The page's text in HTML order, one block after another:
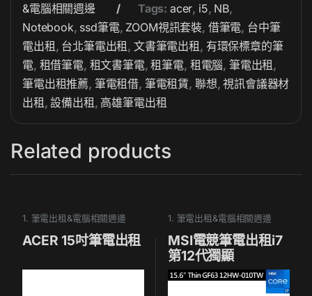
&電腦相關週邊
Tags: acer, i5, NB,
Notebook, ssd筆電, ZOOM視訊套裝, 借筆電, 台中筆
電出租 , 台北筆電出租 , 文書筆電出租 , 有環保標章的筆
電, 租借筆電, 租文書筆電,租筆電, 租電腦, 筆電出租 ,
筆電出租推薦, 筆電租借, 筆電租賃, 聯想,視訊會議器材
出租 ,設備出租 , 高雄筆電出租
Related products
1. 筆電出租&電腦相關週邊
ACER 15吋筆電出租
1. 筆電出租&電腦相關週邊
MSI電競筆電出租i7
第12代獨顯
A370M(同
RTX3050)